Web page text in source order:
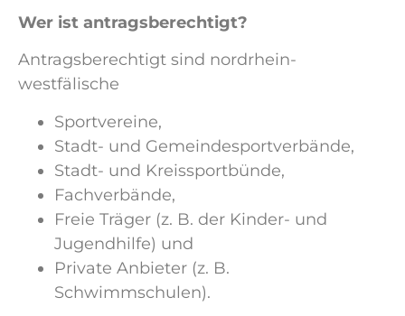
Wer ist antragsberechtigt?
Antragsberechtigt sind nordrhein-
westfälische
Sportvereine,
Stadt- und Gemeindesportverbände,
Stadt- und Kreissportbünde,
Fachverbände,
Freie Träger (z. B. der Kinder- und
Jugendhilfe) und
Private Anbieter (z. B.
Schwimmschulen).